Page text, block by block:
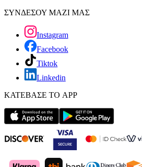
ΣΥΝΔΕΣΟΥ ΜΑΖΙ ΜΑΣ
Instagram
Facebook
Tiktok
Linkedin
ΚΑΤΕΒΑΣΕ ΤΟ APP